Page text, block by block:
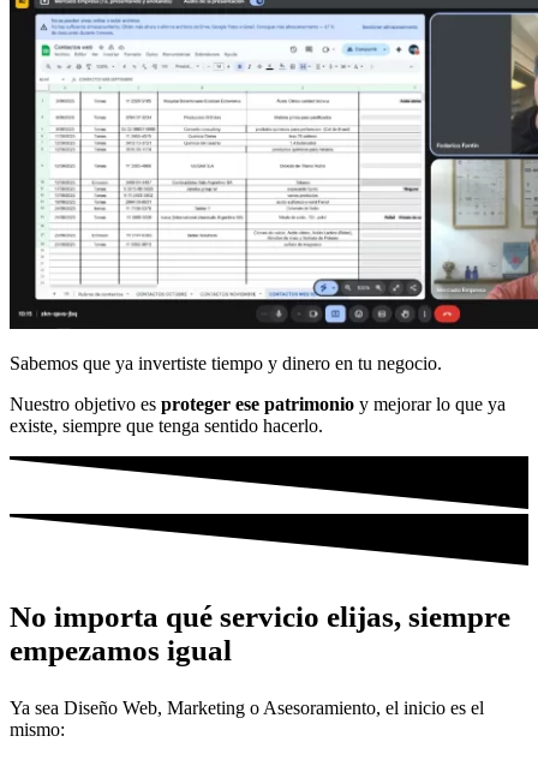
Sabemos que ya invertiste tiempo y dinero en tu negocio.
Nuestro objetivo es proteger ese patrimonio y mejorar lo que ya
existe, siempre que tenga sentido hacerlo.
No importa qué servicio elijas, siempre
empezamos igual
Ya sea Diseño Web, Marketing o Asesoramiento, el inicio es el
mismo: